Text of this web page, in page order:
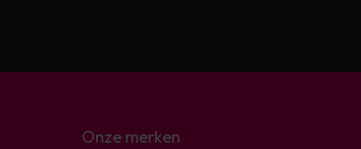
Onze merken